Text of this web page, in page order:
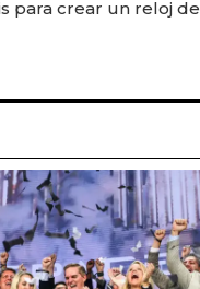
para crear un reloj de